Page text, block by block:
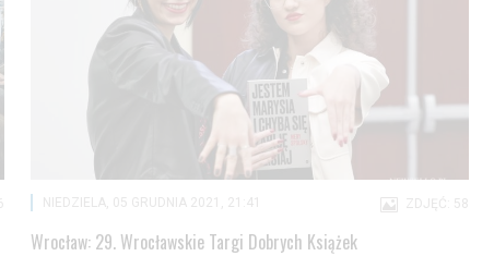
ZDJĘĆ: 58
NIEDZIELA, 05 GRUDNIA 2021, 21:41
Wrocław: 29. Wrocławskie Targi Dobrych Książek